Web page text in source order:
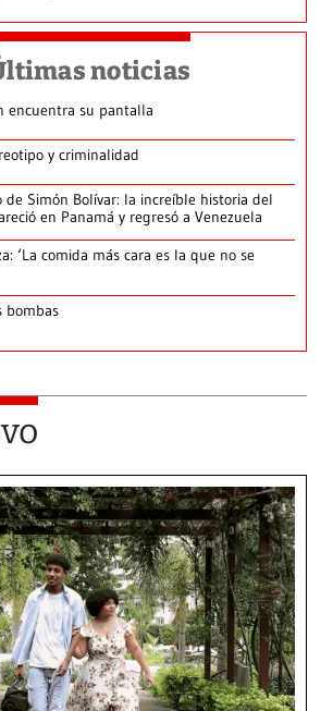
noticias
encuentra su pantalla​
y criminalidad
de Simón Bolívar: la increíble historia del
en Panamá y regresó a Venezuela
‘La comida más cara es la que no se
bombas